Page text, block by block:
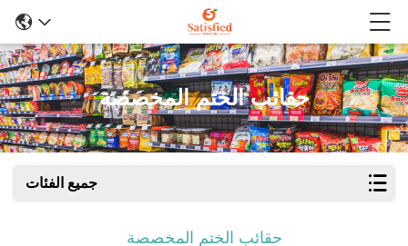
حقائب الختم المخصصة
جميع الفئات
حقائب الختم المخصصة